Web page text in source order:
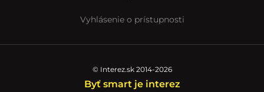
Vyhlásenie o prístupnosti
© Interez.sk 2014-2026
Byť smart je interez